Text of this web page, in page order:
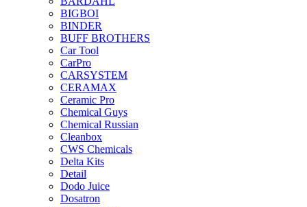
BIGBOI
BINDER
BUFF BROTHERS
Car Tool
CarPro
CARSYSTEM
CERAMAX
Ceramic Pro
Chemical Guys
Chemical Russian
Cleanbox
CWS Chemicals
Delta Kits
Detail
Dodo Juice
Dosatron